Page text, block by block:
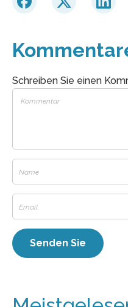
Schreiben Sie einen